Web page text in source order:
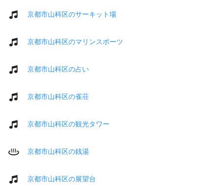
京都市山科区のサーキット場
京都市山科区のマリンスポーツ
京都市山科区の占い
京都市山科区の雀荘
京都市山科区の観光タワー
京都市山科区の銭湯
京都市山科区の展望台